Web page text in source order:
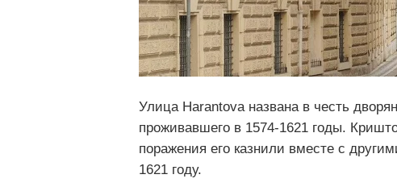
Улица Harantova названа в честь
проживавшего в 1574-1621 годы.
поражения его казнили вместе с
1621 году.